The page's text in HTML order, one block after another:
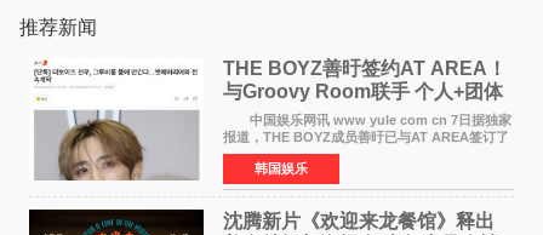
推荐新闻
THE BOYZ善旴签约AT AREA！
与Groovy Room联手 个人+团体
活动并行
中国娱乐网讯 www yule com cn 7日据独家
报道，THE BOYZ成员善旴已与AT AREA签订了
专属合约。AT AREA是由知名制作人组合
Groovy Room创立的hip-hop厂牌，旗下拥有多
位实力派音乐人，在韩
韩国娱乐
沈腾新片《欢迎来龙餐馆》释出